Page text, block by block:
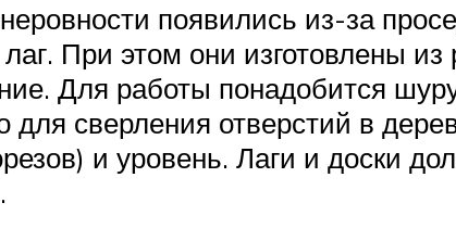
появились из-за
При этом они изготовлены
Для работы понадобится
сверления отверстий в
и уровень. Лаги и доски